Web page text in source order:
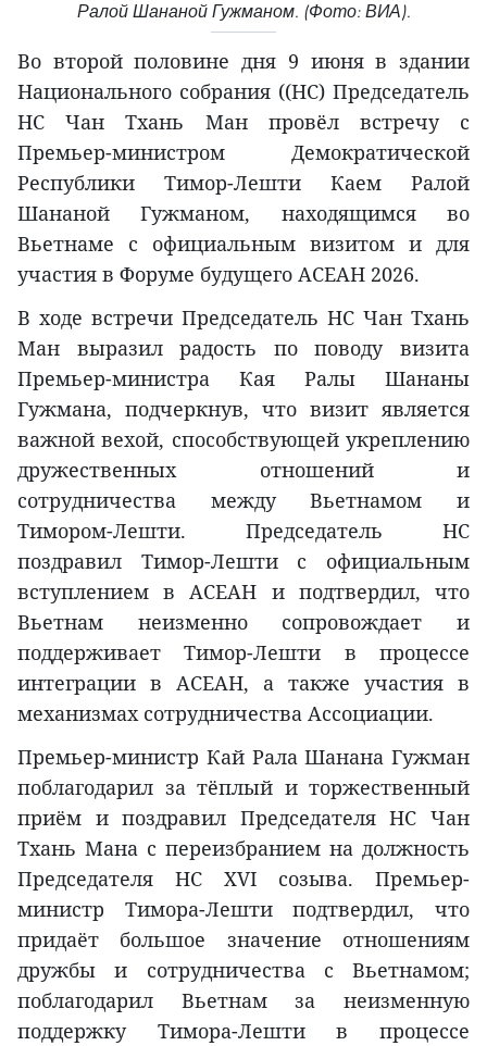
Ралой Шананой Гужманом. (Фото: ВИА).
Во второй половине дня 9 июня в здании
Национального собрания ((НС) Председатель
НС Чан Тхань Ман провёл встречу с
Премьер-министром Демократической
Республики Тимор-Лешти Каем Ралой
Шананой Гужманом, находящимся во
Вьетнаме с официальным визитом и для
участия в Форуме будущего АСЕАН 2026.
В ходе встречи Председатель НС Чан Тхань
Ман выразил радость по поводу визита
Премьер-министра Кая Ралы Шананы
Гужмана, подчеркнув, что визит является
важной вехой, способствующей укреплению
дружественных отношений и
сотрудничества между Вьетнамом и
Тимором-Лешти. Председатель НС
поздравил Тимор-Лешти с официальным
вступлением в АСЕАН и подтвердил, что
Вьетнам неизменно сопровождает и
поддерживает Тимор-Лешти в процессе
интеграции в АСЕАН, а также участия в
механизмах сотрудничества Ассоциации.
Премьер-министр Кай Рала Шанана Гужман
поблагодарил за тёплый и торжественный
приём и поздравил Председателя НС Чан
Тхань Мана с переизбранием на должность
Председателя НС XVI созыва. Премьер-
министр Тимора-Лешти подтвердил, что
придаёт большое значение отношениям
дружбы и сотрудничества с Вьетнамом;
поблагодарил Вьетнам за неизменную
поддержку Тимора-Лешти в процессе